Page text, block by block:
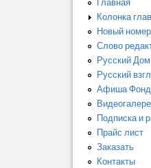
Главная
Колонка
Новый
Слово
Русский
Русский
Афиша
Подписка и
Прайс лист
Заказать
Контакты